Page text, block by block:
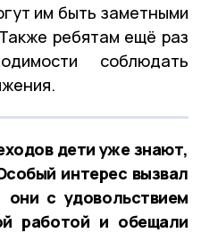
им быть заметными
ребятам ещё раз
соблюдать
дети уже знают,
интерес вызвал
они с удовольствием
работой и обещали